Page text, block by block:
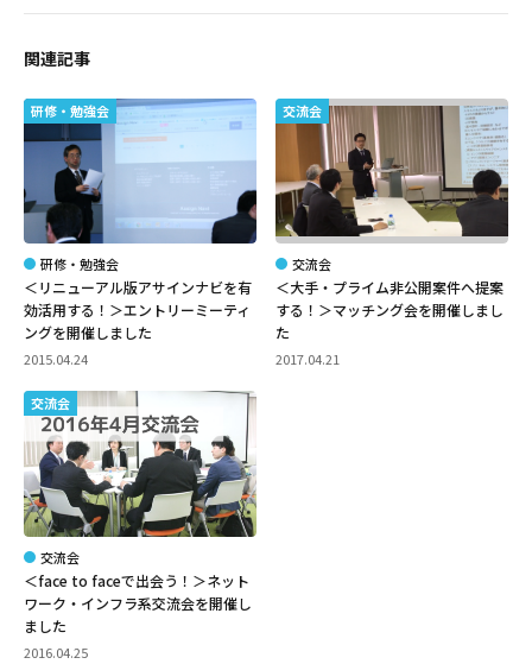
関連記事
研修・勉強会
研修・勉強会
＜リニューアル版アサインナビを有
効活用する！＞エントリーミーティ
ングを開催しました
2015.04.24
交流会
交流会
＜大手・プライム非公開案件へ提案
する！＞マッチング会を開催しまし
た
2017.04.21
交流会
交流会
＜face to faceで出会う！＞ネット
ワーク・インフラ系交流会を開催し
ました
2016.04.25